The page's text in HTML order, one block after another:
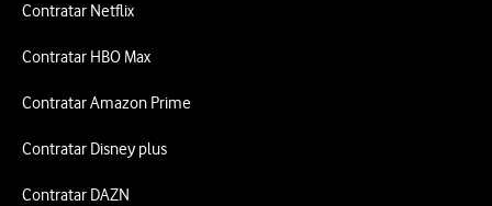
Contratar Netflix
Contratar HBO Max
Contratar Amazon Prime
Contratar Disney plus
Contratar DAZN